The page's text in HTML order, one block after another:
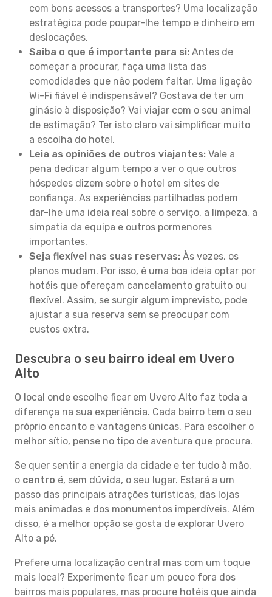
com bons acessos a transportes? Uma localização
estratégica pode poupar-lhe tempo e dinheiro em
deslocações.
Saiba o que é importante para si: Antes de
começar a procurar, faça uma lista das
comodidades que não podem faltar. Uma ligação
Wi-Fi fiável é indispensável? Gostava de ter um
ginásio à disposição? Vai viajar com o seu animal
de estimação? Ter isto claro vai simplificar muito
a escolha do hotel.
Leia as opiniões de outros viajantes: Vale a
pena dedicar algum tempo a ver o que outros
hóspedes dizem sobre o hotel em sites de
confiança. As experiências partilhadas podem
dar-lhe uma ideia real sobre o serviço, a limpeza, a
simpatia da equipa e outros pormenores
importantes.
Seja flexível nas suas reservas: Às vezes, os
planos mudam. Por isso, é uma boa ideia optar por
hotéis que ofereçam cancelamento gratuito ou
flexível. Assim, se surgir algum imprevisto, pode
ajustar a sua reserva sem se preocupar com
custos extra.
Descubra o seu bairro ideal em Uvero
Alto
O local onde escolhe ficar em Uvero Alto faz toda a
diferença na sua experiência. Cada bairro tem o seu
próprio encanto e vantagens únicas. Para escolher o
melhor sítio, pense no tipo de aventura que procura.
Se quer sentir a energia da cidade e ter tudo à mão,
o centro é, sem dúvida, o seu lugar. Estará a um
passo das principais atrações turísticas, das lojas
mais animadas e dos monumentos imperdíveis. Além
disso, é a melhor opção se gosta de explorar Uvero
Alto a pé.
Prefere uma localização central mas com um toque
mais local? Experimente ficar um pouco fora dos
bairros mais populares, mas procure hotéis que ainda